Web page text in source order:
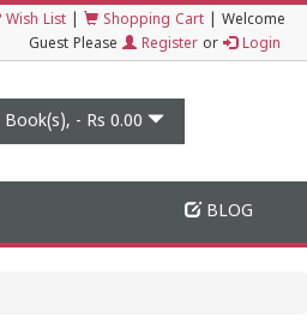
Wish List Shopping Cart
Welcome
Guest Please
Register or Login
Book(s), - Rs 0.00
BLOG